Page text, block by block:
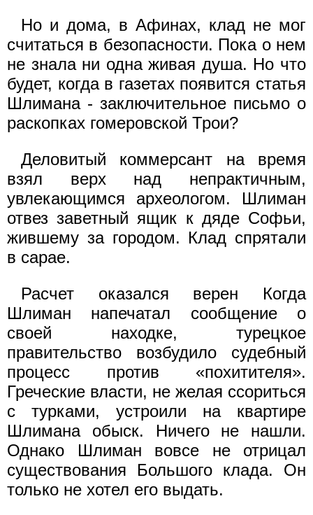
Но и дома, в Афинах, клад не мог
считаться в безопасности. Пока о нем
не знала ни одна живая душа. Но что
будет, когда в газетах появится статья
Шлимана - заключительное письмо о
раскопках гомеровской Трои?
Деловитый коммерсант на время
взял верх над непрактичным,
увлекающимся археологом. Шлиман
отвез заветный ящик к дяде Софьи,
жившему за городом. Клад спрятали
в сарае.
Расчет оказался верен Когда
Шлиман напечатал сообщение о
своей находке, турецкое
правительство возбудило судебный
процесс против «похитителя».
Греческие власти, не желая ссориться
с турками, устроили на квартире
Шлимана обыск. Ничего не нашли.
Однако Шлиман вовсе не отрицал
существования Большого клада. Он
только не хотел его выдать.